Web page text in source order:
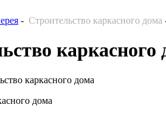
- Строительство каркасного дома
каркасного
каркасного дома
дома